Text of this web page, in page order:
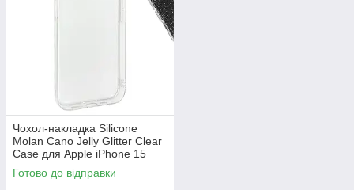
Чохол-накладка Silicone
Molan Cano Jelly Glitter Clear
Case для Apple iPhone 15
(clear)
Готово до відправки